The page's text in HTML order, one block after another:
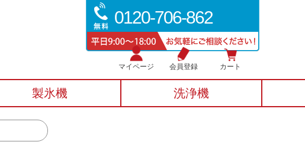
0120-706-862
マイページ 会員登録 カート
製氷機 洗浄機